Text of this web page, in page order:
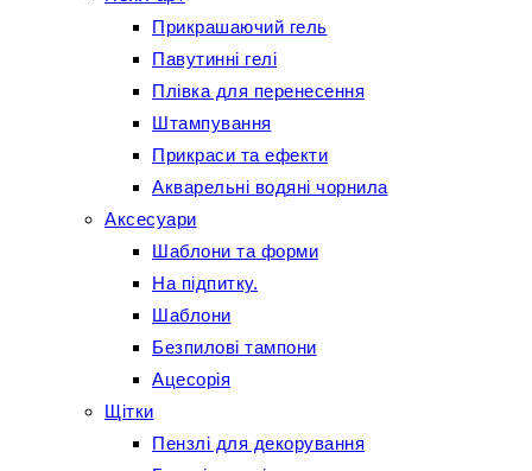
Прикрашаючий гель
Павутинні гелі
Плівка для перенесення
Штампування
Прикраси та ефекти
Акварельні водяні чорнила
Аксесуари
Шаблони та форми
На підпитку.
Шаблони
Безпилові тампони
Ацесорія
Щітки
Пензлі для декорування